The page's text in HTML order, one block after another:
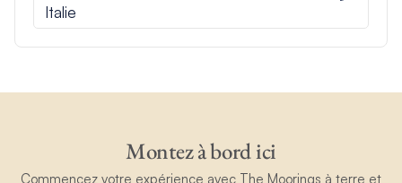
Italie
Montez à bord ici
Commencez votre expérience avec The Moorings à terre et